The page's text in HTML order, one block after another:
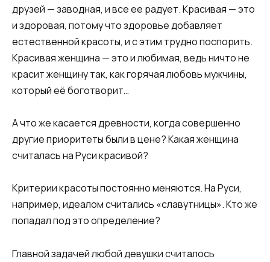
друзей — заводная, и все ее радует. Красивая — это
и здоровая, потому что здоровье добавляет
естественной красоты, и с этим трудно поспорить.
Красивая женщина — это и любимая, ведь ничто не
красит женщину так, как горячая любовь мужчины,
который её боготворит…
А что же касается древности, когда совершенно
другие приоритеты были в цене? Какая женщина
считалась на Руси красивой?
Критерии красоты постоянно меняются. На Руси,
например, идеалом считались «славутницы». Кто же
попадал под это определение?
Главной задачей любой девушки считалось